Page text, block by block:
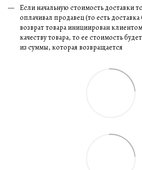
Если начальную стоимость доставки
оплачивал продавец (то есть
возврат товара инициирован
качеству товара, то ее стоимость
из суммы, которая возвращается